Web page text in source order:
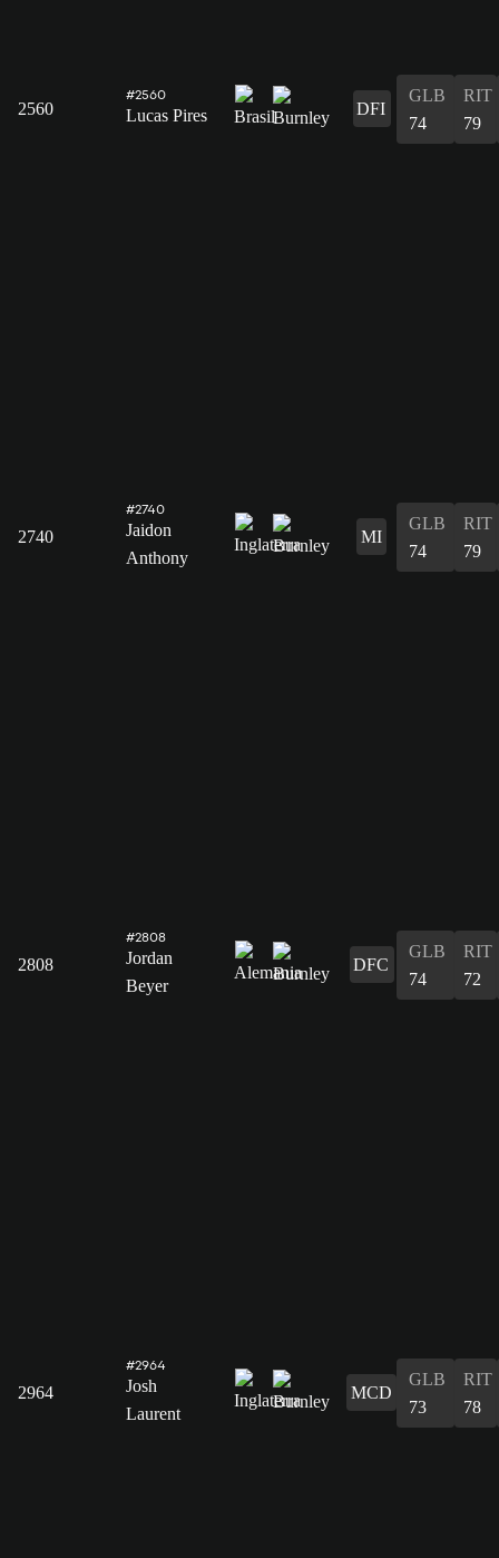
2560
#2560
Lucas Pires DFI
GLB
74
RIT
79
2740
#2740
Jaidon
Anthony
MI
GLB
74
RIT
79
2808
#2808
Jordan
Beyer
DFC
GLB
74
RIT
72
2964
#2964
Josh
Laurent
MCD
GLB
73
RIT
78